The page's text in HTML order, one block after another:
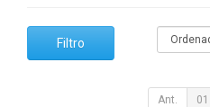
Filtro
Ant. 01